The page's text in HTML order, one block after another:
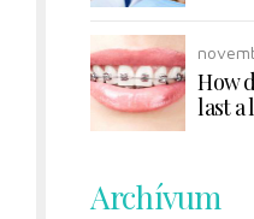
How
last a
Archívum